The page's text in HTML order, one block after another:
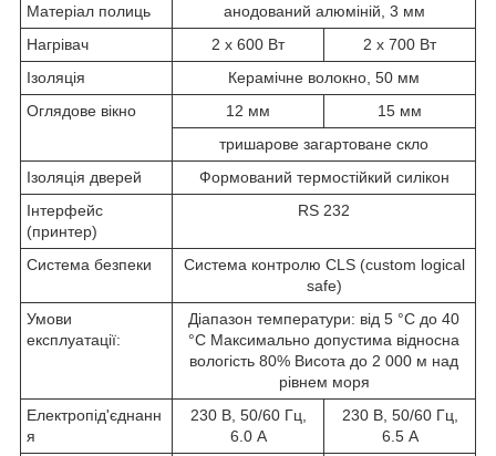
Матеріал полиць
анодований алюміній, 3 мм
Нагрівач
2 х 600 Вт
2 х 700 Вт
Ізоляція
Керамічне волокно, 50 мм
Оглядове вікно
12 мм
15 мм
тришарове загартоване скло
Ізоляція дверей
Формований термостійкий силікон
Інтерфейс
(принтер)
RS 232
Система безпеки
Система контролю CLS (custom logical
safe)
Умови
експлуатації:
Діапазон температури: від 5 °C до 40
°C Максимально допустима відносна
вологість 80% Висота до 2 000 м над
рівнем моря
Електропід'єднанн
я
230 В, 50/60 Гц,
6.0 А
230 В, 50/60 Гц,
6.5 А